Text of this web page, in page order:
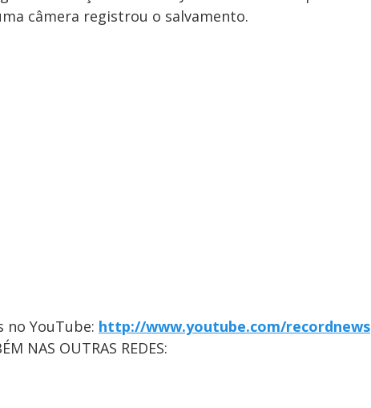
câmera registrou o salvamento.
no YouTube: http://www.youtube.com/recordnews
NAS OUTRAS REDES: